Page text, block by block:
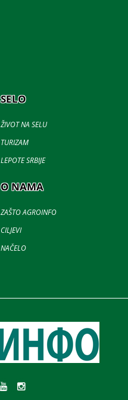
SELO
ŽIVOT NA SELU
TURIZAM
LEPOTE SRBIJE
O NAMA
ZAŠTO AGROINFO
CILJEVI
NAČELO